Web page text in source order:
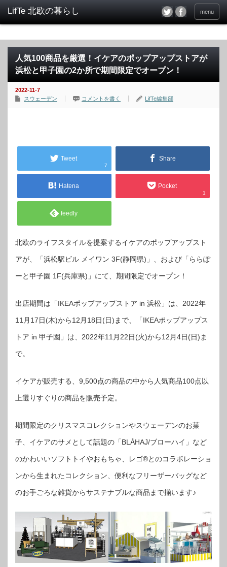
menu
人気100商品を厳選！イケアのポップアップストアが
浜松と甲子園の2か所で期間限定でオープン！
2022-11-7
スウェーデン
コメントを書く LifTe編集部
Tweet
7
Share
Hatena Pocket
1
feedly
北欧のライフスタイルを提案するイケアのポップアップスト
アが、「浜松駅ビル メイワン 3F(静岡県)」、および「ららぽ
ーと甲子園 1F(兵庫県)」にて、期間限定でオープン！
出店期間は「IKEAポップアップストア in 浜松」は、2022年
11月17日(木)から12月18日(日)まで、「IKEAポップアップス
トア in 甲子園」は、2022年11月22日(火)から12月4日(日)ま
で。
イケアが販売する、9,500点の商品の中から人気商品100点以
上選りすぐりの商品を販売予定。
期間限定のクリスマスコレクションやスウェーデンのお菓
子、イケアのサメとして話題の「BLÅHAJ/ブローハイ」など
のかわいいソフトトイやおもちゃ、レゴ®とのコラボレーショ
ンから生まれたコレクション、便利なフリーザーバッグなど
のお手ごろな雑貨からサステナブルな商品まで揃います♪